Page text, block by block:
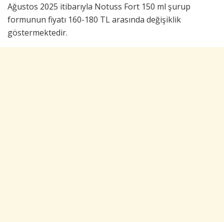
Ağustos 2025 itibarıyla Notuss Fort 150 ml şurup
formunun fiyatı 160-180 TL arasında değişiklik
göstermektedir.